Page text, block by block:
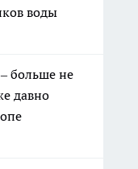
воды
больше не
давно